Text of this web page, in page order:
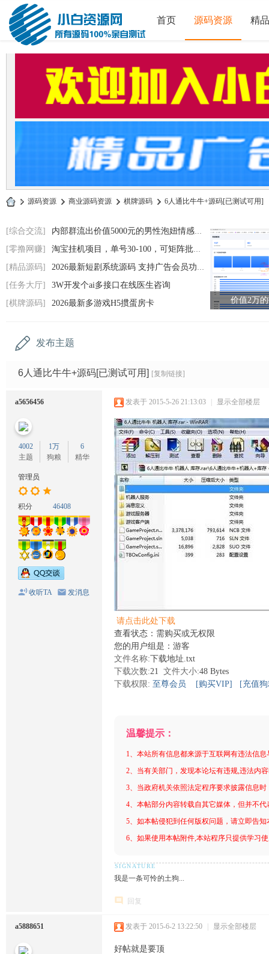
首页 源码资源 精
白
源
码
网
» 源码资源 › 商业源码资源 › 棋牌源码 › 6人通比牛牛+源码[已测试可用]
[综合交流]
内部群流出价值5000元的男性泡妞情感电子书
[零撸网赚]
淘宝挂机项目，单号30-100，可矩阵批量操作
[精品源码]
2026最新短剧系统源码 支持广告会员功能齐
[任务大厅]
3W开发个ai多接口在线医生咨询
[棋牌源码]
2026最新多游戏H5掼蛋房卡 价值2万
发布主题
6人通比牛牛+源码[已测试可用] [复制链接]
a5656456
4002
主题
1万
狗粮
6
精华
管理员
积分 46408
收听TA 发消息
发表于 2015-5-26 21:13:03 | 显示全部楼层
请点击此处下载
查看状态：需购买或无权限
您的用户组是：游客
文件名称:下载地址.txt
下载次数:21 文件大小:48 Bytes
下载权限: 至尊会员 [购买VIP] [充值
温馨提示：
1、本站所有信息都来源于互联网有违法信
2、当有关部门，发现本论坛有违规,违法内
3、当政府机关依照法定程序要求披露信息
4、本帖部分内容转载自其它媒体，但并不
5、如本帖侵犯到任何版权问题，请立即告
6、如果使用本帖附件,本站程序只提供学习
我是一条可怜的土狗...
回复
a5888651 发表于 2015-6-2 13:22:50 | 显示全部楼层
好帖就是要顶